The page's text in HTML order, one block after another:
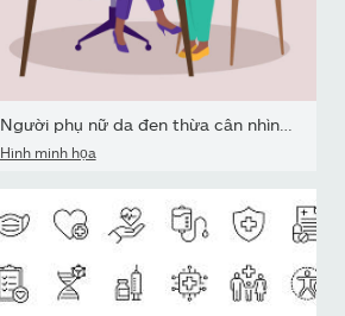
Người phụ nữ da đen thừa cân nhìn thấy một nữ bác sĩ. Dinh dưỡng.
Hình minh họa